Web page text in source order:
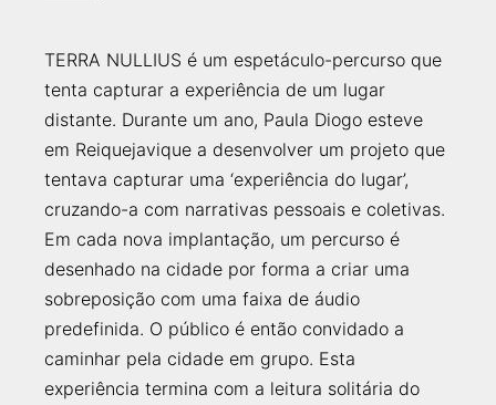
TERRA NULLIUS é um espetáculo-percurso que
tenta capturar a experiência de um lugar
distante. Durante um ano, Paula Diogo esteve
em Reiquejavique a desenvolver um projeto que
tentava capturar uma ‘experiência do lugar’,
cruzando-a com narrativas pessoais e coletivas.
Em cada nova implantação, um percurso é
desenhado na cidade por forma a criar uma
sobreposição com uma faixa de áudio
predefinida. O público é então convidado a
caminhar pela cidade em grupo. Esta
experiência termina com a leitura solitária do